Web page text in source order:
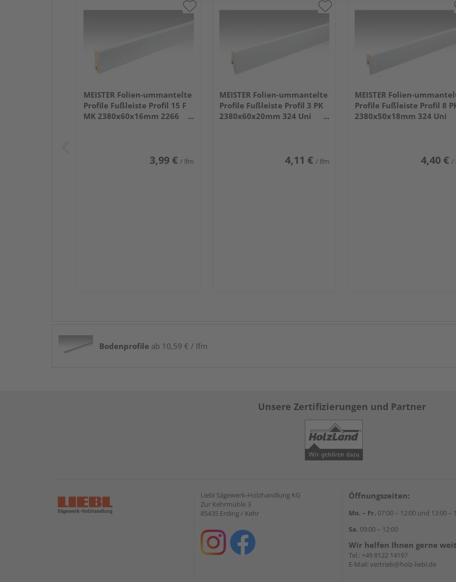
MEISTER Folien-ummantelte
Profile Fußleiste Profil 15 F
MK 2380x60x16mm 2266
3,99 € / lfm
MEISTER Folien-ummantelte
Profile Fußleiste Profil 3 PK
2380x60x20mm 324 Uni
4,11 € / lfm
MEISTER Folien-
Profile Fußleiste Profil 8
2380x50x18mm 324 Uni
4,40 € /
Bodenprofile ab 10,59 € / lfm
Unsere Zertifizierungen und Partner
Liebl Sägewerk-Holzhandlung KG
Zur Kehrmühle 3
85435 Erding / Kehr
Öffnungszeiten:
Mo. – Fr. 07:00 – 12:00 und 13:00 –
Sa. 09:00 – 12:00
Wir helfen Ihnen gerne
Tel.: +49 8122 14197
E-Mail: vertrieb@holz-liebl.de